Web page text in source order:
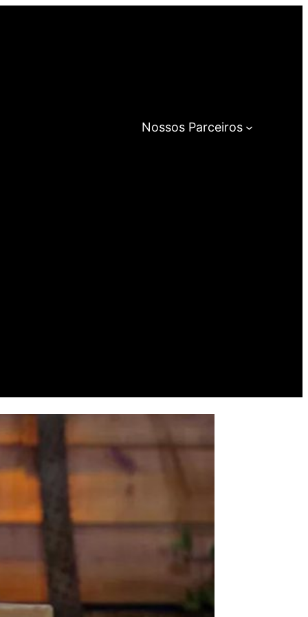
Nossos Parceiros